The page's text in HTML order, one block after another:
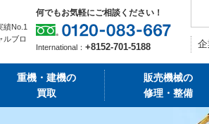
績No.1
ルブロ
何でもお気軽にご相談ください！
International： +8152-701-5188
重機・建機の
買取
販売機械の
修理・整備